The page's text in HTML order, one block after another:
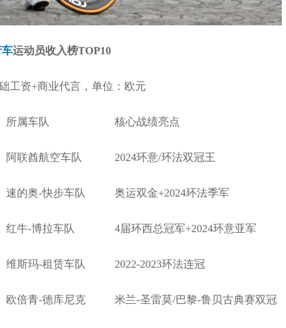
运动员收入榜TOP10
工资+商业代言，单位：欧元
所属车队 核心战绩亮点
阿联酋航空车队 2024环意/环法双冠王
速的奥-快步车队 奥运双金+2024环法季军
红牛-博拉车队 4届环西总冠军+2024环意亚军
维斯玛-租赁车队 2022-2023环法连冠
欧倍青-德库尼克 米兰-圣雷莫/巴黎-鲁贝古典赛双冠